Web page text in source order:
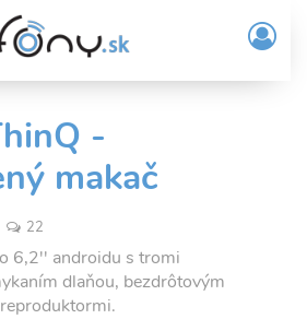
/
-
makač
22
6,2'' androidu s tromi
dlaňou, bezdrôtovým